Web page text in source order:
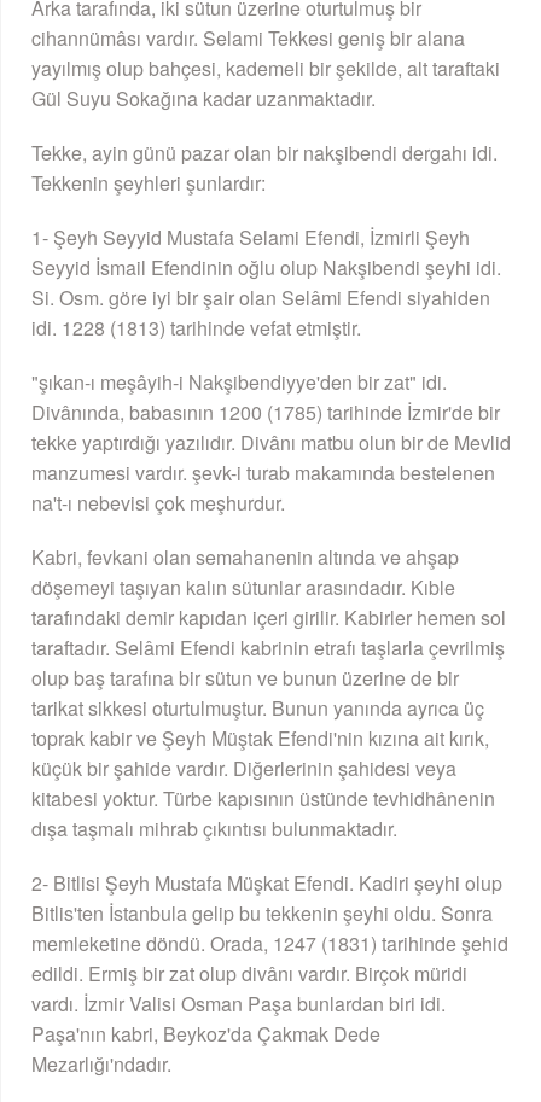
Arka tarafında, iki sütun üzerine oturtulmuş bir
cihannümâsı vardır. Selami Tekkesi geniş bir alana
yayılmış olup bahçesi, kademeli bir şekilde, alt taraftaki
Gül Suyu Sokağına kadar uzanmaktadır.
Tekke, ayin günü pazar olan bir nakşibendi dergahı idi.
Tekkenin şeyhleri şunlardır:
1- Şeyh Seyyid Mustafa Selami Efendi, İzmirli Şeyh
Seyyid İsmail Efendinin oğlu olup Nakşibendi şeyhi idi.
Si. Osm. göre iyi bir şair olan Selâmi Efendi siyahiden
idi. 1228 (1813) tarihinde vefat etmiştir.
"şıkan-ı meşâyih-i Nakşibendiyye'den bir zat" idi.
Divânında, babasının 1200 (1785) tarihinde İzmir'de bir
tekke yaptırdığı yazılıdır. Divânı matbu olun bir de Mevlid
manzumesi vardır. şevk-i turab makamında bestelenen
na't-ı nebevisi çok meşhurdur.
Kabri, fevkani olan semahanenin altında ve ahşap
döşemeyi taşıyan kalın sütunlar arasındadır. Kıble
tarafındaki demir kapıdan içeri girilir. Kabirler hemen sol
taraftadır. Selâmi Efendi kabrinin etrafı taşlarla çevrilmiş
olup baş tarafına bir sütun ve bunun üzerine de bir
tarikat sikkesi oturtulmuştur. Bunun yanında ayrıca üç
toprak kabir ve Şeyh Müştak Efendi'nin kızına ait kırık,
küçük bir şahide vardır. Diğerlerinin şahidesi veya
kitabesi yoktur. Türbe kapısının üstünde tevhidhânenin
dışa taşmalı mihrab çıkıntısı bulunmaktadır.
2- Bitlisi Şeyh Mustafa Müşkat Efendi. Kadiri şeyhi olup
Bitlis'ten İstanbula gelip bu tekkenin şeyhi oldu. Sonra
memleketine döndü. Orada, 1247 (1831) tarihinde şehid
edildi. Ermiş bir zat olup divânı vardır. Birçok müridi
vardı. İzmir Valisi Osman Paşa bunlardan biri idi.
Paşa'nın kabri, Beykoz'da Çakmak Dede
Mezarlığı'ndadır.